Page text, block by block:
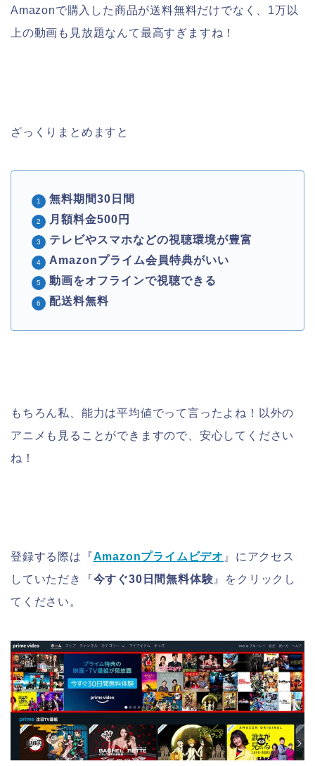
Amazonで購入した商品が送料無料だけでなく、1万以
上の動画も見放題なんて最高すぎますね！
ざっくりまとめますと
無料期間30日間
月額料金500円
テレビやスマホなどの視聴環境が豊富
Amazonプライム会員特典がいい
動画をオフラインで視聴できる
配送料無料
もちろん私、能力は平均値でって言ったよね！以外の
アニメも見ることができますので、安心してください
ね！
登録する際は『Amazonプライムビデオ 』にアクセス
していただき『今すぐ30日間無料体験』をクリックし
てください。